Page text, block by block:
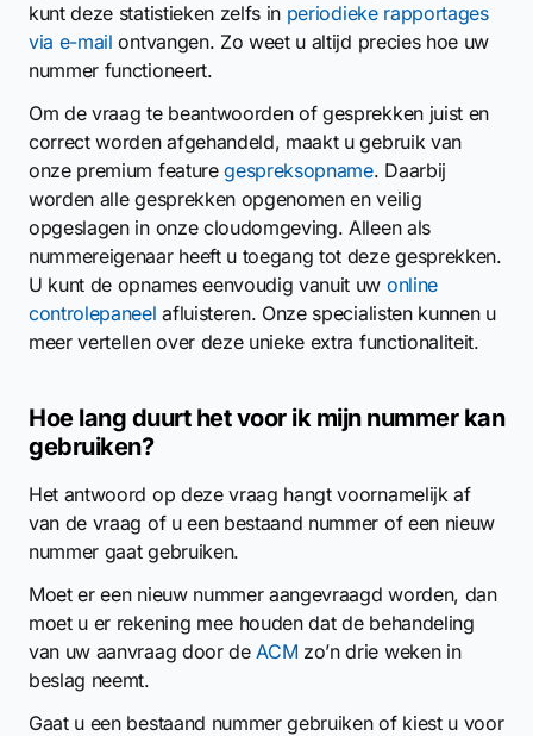
kunt deze statistieken zelfs in periodieke rapportages
via e-mail ontvangen. Zo weet u altijd precies hoe uw
nummer functioneert.
Om de vraag te beantwoorden of gesprekken juist en
correct worden afgehandeld, maakt u gebruik van
onze premium featuregespreksopname. Daarbij
worden alle gesprekken opgenomen en veilig
opgeslagen in onze cloudomgeving. Alleen als
nummereigenaar heeft u toegang tot deze gesprekken.
U kunt de opnames eenvoudig vanuit uw online
controlepaneel afluisteren. Onze specialisten kunnen u
meer vertellen over deze unieke extra functionaliteit.
Hoe lang duurt het voor ik mijn nummer kan
gebruiken?
Het antwoord op deze vraag hangt voornamelijk af
van de vraag of u een bestaand nummer of een nieuw
nummer gaat gebruiken.
Moet er een nieuw nummer aangevraagd worden, dan
moet u er rekening mee houden dat de behandeling
van uw aanvraag door deACM zo’n drie weken in
beslag neemt.
Gaat u een bestaand nummer gebruiken of kiest u voor